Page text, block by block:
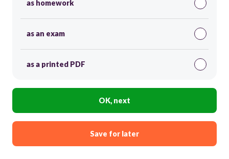
as homework
as an exam
as a printed PDF
OK, next
Save for later